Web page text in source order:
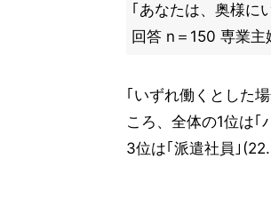
｢あなたは、奥様に
回答 n＝150 専業主
｢いずれ働くとした
ころ、全体の1位は｢
3位は｢派遣社員｣